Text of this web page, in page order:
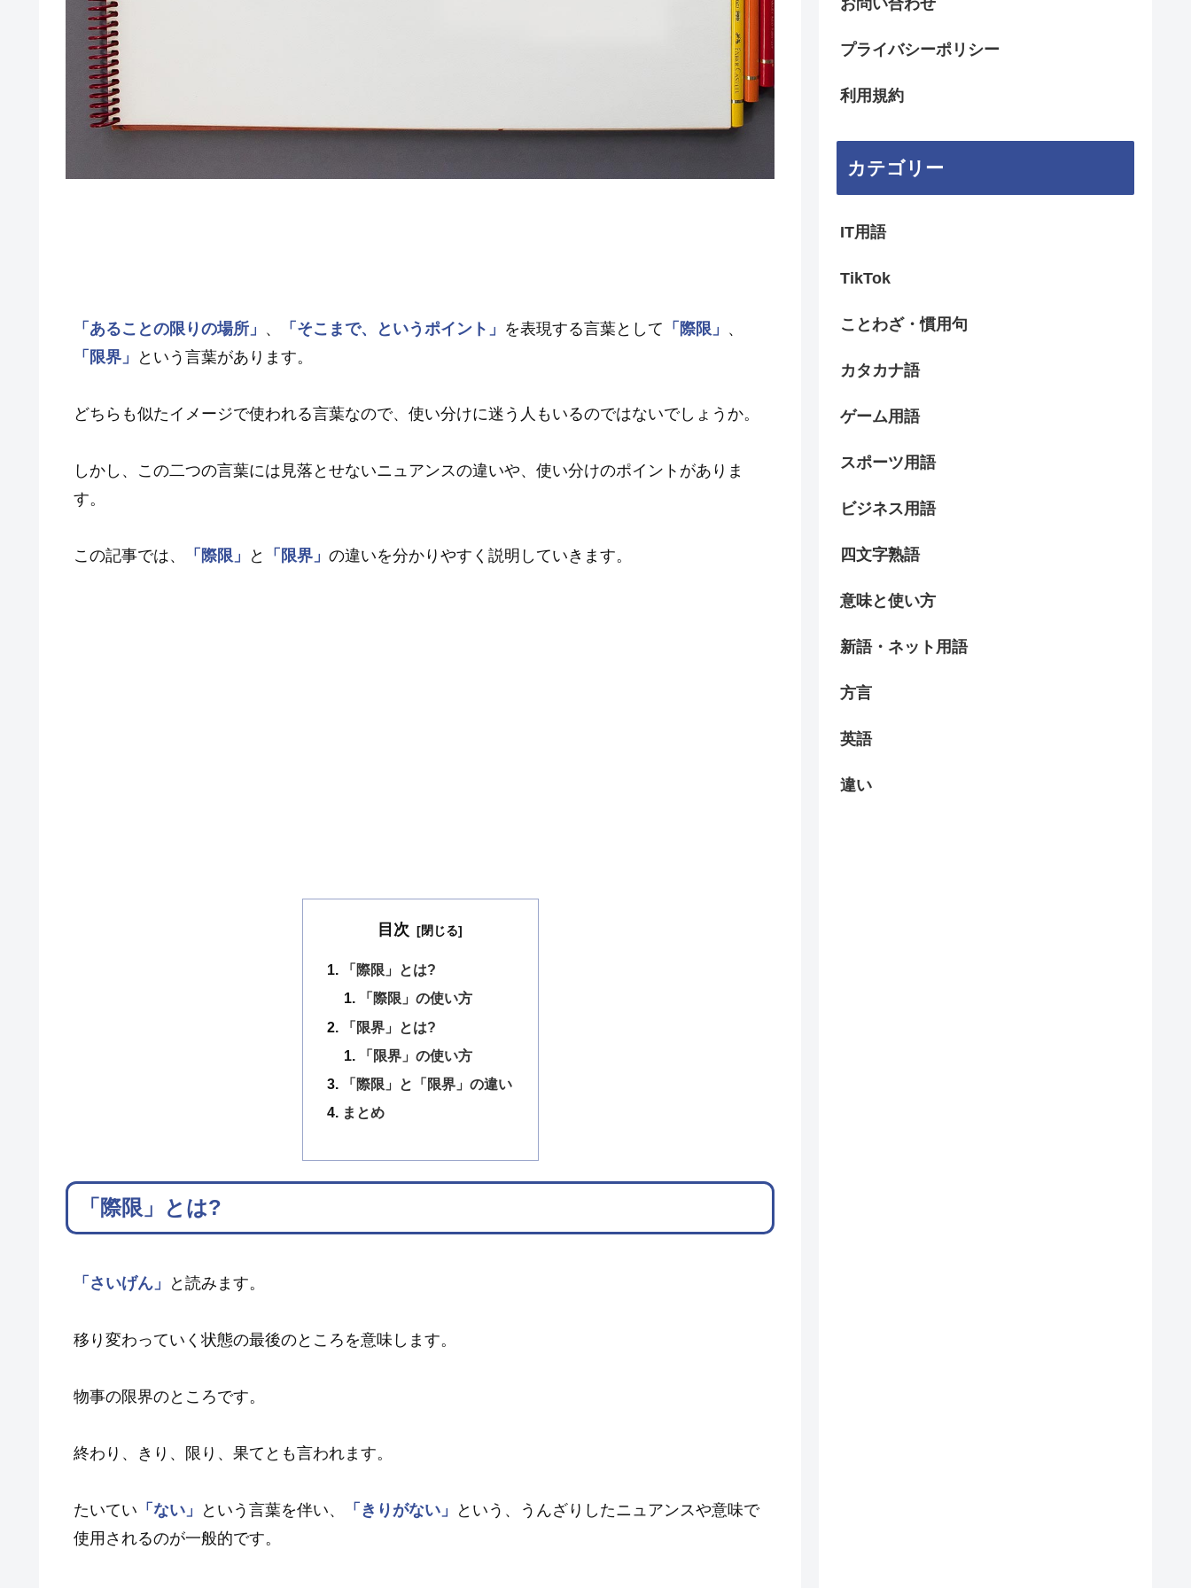
「あることの限りの場所」 、 「そこまで、というポイント」 を表現する言葉として 「際限」 、
「限界」
という言葉があります。
どちらも似たイメージで使われる言葉なので、使い分けに迷う人もいるのではないでしょうか。
しかし、この二つの言葉には見落とせないニュアンスの違いや、使い分けのポイントがありま
す。
この記事では、 「際限」 と 「限界」 の違いを分かりやすく説明していきます。
目次
「際限」とは?
「際限」の使い方
「限界」とは?
「限界」の使い方
「際限」と「限界」の違い
まとめ
「際限」とは?
「さいげん」 と読みます。
移り変わっていく状態の最後のところを意味します。
物事の限界のところです。
終わり、きり、限り、果てとも言われます。
たいてい 「ない」 という言葉を伴い、 「きりがない」
という、うんざりしたニュアンスや意味で
使用されるのが一般的です。
プライバシーポリシー
利用規約
カテゴリー
IT用語
TikTok
ことわざ・慣用句
カタカナ語
ゲーム用語
スポーツ用語
ビジネス用語
四文字熟語
意味と使い方
新語・ネット用語
方言
英語
違い